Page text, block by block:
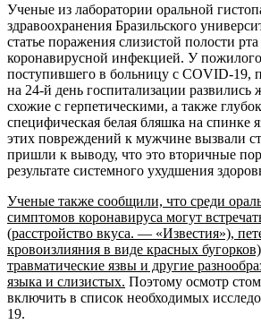
Ученые из лаборатории оральной
здравоохранения Бразильского
статье поражения слизистой полости
коронавирусной инфекцией. У
поступившего в больницу с COVID-19,
на 24-й день госпитализации развились
схожие с герпетическими, а также
специфическая белая бляшка на спинке
этих повреждений к мужчине вызвали
пришли к выводу, что это вторичные
результате системного ухудшения
Ученые также сообщили, что среди
симптомов коронавируса могут
(расстройство вкуса. — «Известия»),
кровоизлияния в виде красных
травматические язвы и другие
языка и слизистых. Поэтому осмотр
включить в список необходимых
19.